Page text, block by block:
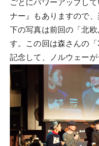
ごとにパワーアップし
ナー』もありますので、
下の写真は前回の「北
す。この回は森さんの
記念して、ノルウェーが